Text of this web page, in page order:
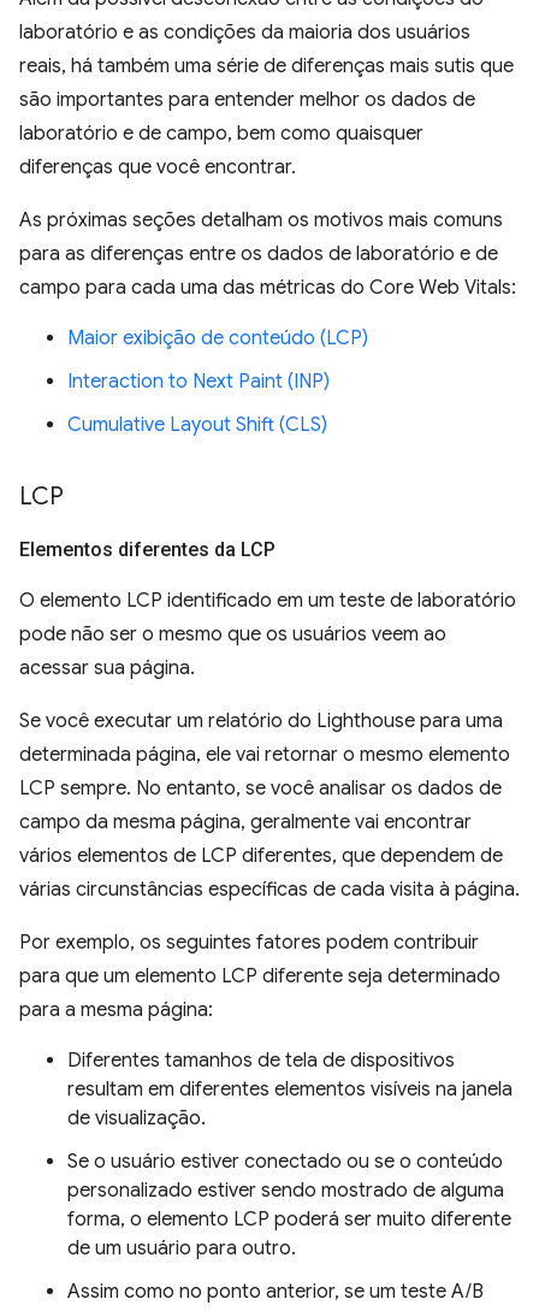
laboratório e as condições da maioria dos usuários
reais, há também uma série de diferenças mais sutis que
são importantes para entender melhor os dados de
laboratório e de campo, bem como quaisquer
diferenças que você encontrar.
As próximas seções detalham os motivos mais comuns
para as diferenças entre os dados de laboratório e de
campo para cada uma das métricas do Core Web Vitals:
Maior exibição de conteúdo (LCP)
Interaction to Next Paint (INP)
Cumulative Layout Shift (CLS)
LCP
Elementos diferentes da LCP
O elemento LCP identificado em um teste de laboratório
pode não ser o mesmo que os usuários veem ao
acessar sua página.
Se você executar um relatório do Lighthouse para uma
determinada página, ele vai retornar o mesmo elemento
LCP sempre. No entanto, se você analisar os dados de
campo da mesma página, geralmente vai encontrar
vários elementos de LCP diferentes, que dependem de
várias circunstâncias específicas de cada visita à página.
Por exemplo, os seguintes fatores podem contribuir
para que um elemento LCP diferente seja determinado
para a mesma página:
Diferentes tamanhos de tela de dispositivos
resultam em diferentes elementos visíveis na janela
de visualização.
Se o usuário estiver conectado ou se o conteúdo
personalizado estiver sendo mostrado de alguma
forma, o elemento LCP poderá ser muito diferente
de um usuário para outro.
Assim como no ponto anterior, se um teste A/B